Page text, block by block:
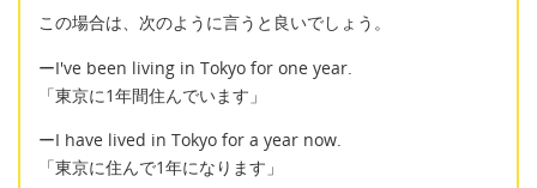
この場合は、次のように言うと良いでしょう。
ーI've been living in Tokyo for one year.
「東京に1年間住んでいます」
ーI have lived in Tokyo for a year now.
「東京に住んで1年になります」